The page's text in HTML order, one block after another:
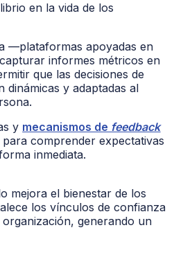
en la vida de los
—plataformas apoyadas en
informes métricos en
que las decisiones de
dinámicas y adaptadas al
y mecanismos de feedback
comprender expectativas
inmediata.
mejora el bienestar de los
los vínculos de confianza
generando un